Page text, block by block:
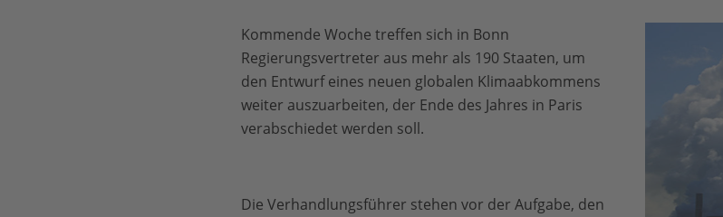
Kommende Woche treffen sich in Bonn
Regierungsvertreter aus mehr als 190 Staaten, um
den Entwurf eines neuen globalen Klimaabkommens
weiter auszuarbeiten, der Ende des Jahres in Paris
verabschiedet werden soll.
Die Verhandlungsführer stehen vor der Aufgabe, den